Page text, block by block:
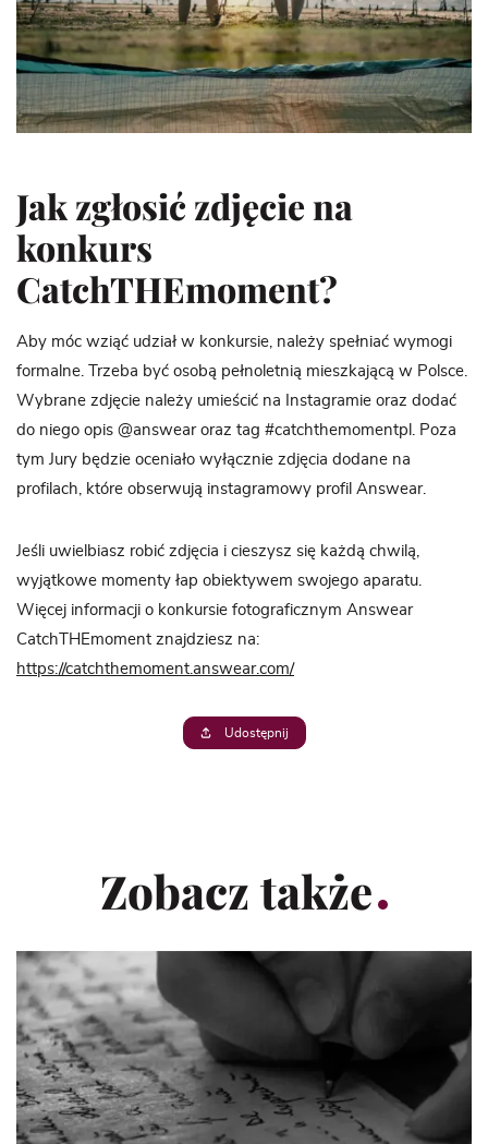
Jak zgłosić zdjęcie na
konkurs
CatchTHEmoment?
Aby móc wziąć udział w konkursie, należy spełniać wymogi
formalne. Trzeba być osobą pełnoletnią mieszkającą w Polsce.
Wybrane zdjęcie należy umieścić na Instagramie oraz dodać
do niego opis @answear oraz tag #catchthemomentpl. Poza
tym Jury będzie oceniało wyłącznie zdjęcia dodane na
profilach, które obserwują instagramowy profil Answear.
Jeśli uwielbiasz robić zdjęcia i cieszysz się każdą chwilą,
wyjątkowe momenty łap obiektywem swojego aparatu.
Więcej informacji o konkursie fotograficznym Answear
CatchTHEmoment znajdziesz na:
https://catchthemoment.answear.com/
Udostępnij
Zobacz także